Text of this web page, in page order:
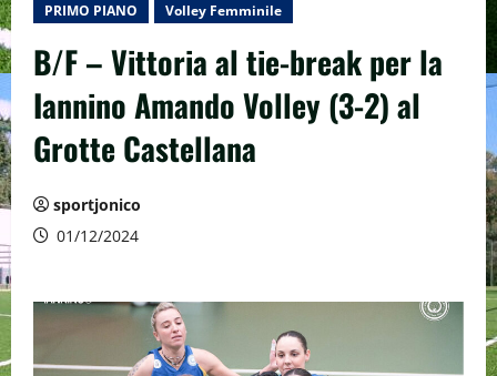
PRIMO PIANO Volley Femminile
B/F – Vittoria al tie-break per la
Iannino Amando Volley (3-2) al
Grotte Castellana
sportjonico
01/12/2024